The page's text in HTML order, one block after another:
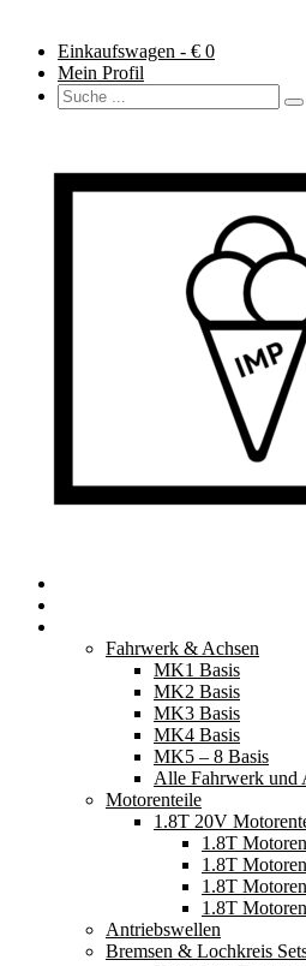
Einkaufswagen - € 0
Mein Profil
Fahrwerk & Achsen
MK1 Basis
MK2 Basis
MK3 Basis
MK4 Basis
MK5 – 8 Basis
Alle Fahrwerk und
Motorenteile
1.8T 20V
1.8T
1.8T
1.8T
1.8T
Antriebswellen
Bremsen & Lochkreis